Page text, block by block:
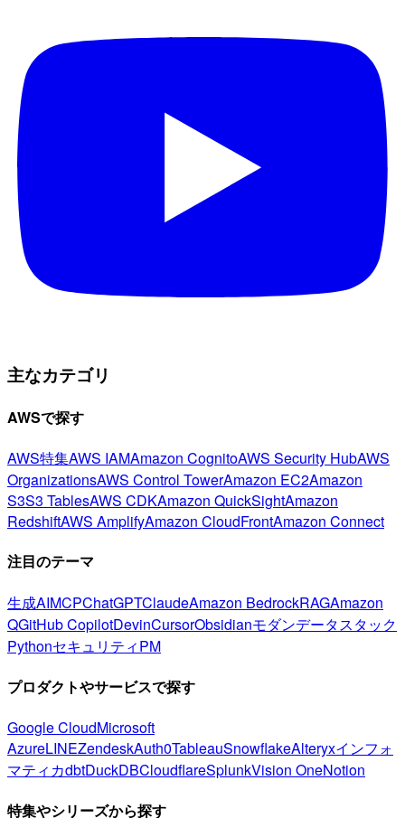
主なカテゴリ
AWSで探す
AWS特集AWS IAMAmazon CognitoAWS Security HubAWS
OrganizationsAWS Control TowerAmazon EC2Amazon
S3S3 TablesAWS CDKAmazon QuickSightAmazon
RedshiftAWS AmplifyAmazon CloudFrontAmazon Connect
注目のテーマ
生成AIMCPChatGPTClaudeAmazon BedrockRAGAmazon
QGitHub CopilotDevinCursorObsidianモダンデータスタック
PythonセキュリティPM
プロダクトやサービスで探す
Google CloudMicrosoft
AzureLINEZendeskAuth0TableauSnowflakeAlteryxインフォ
マティカdbtDuckDBCloudflareSplunkVision OneNotion
特集やシリーズから探す